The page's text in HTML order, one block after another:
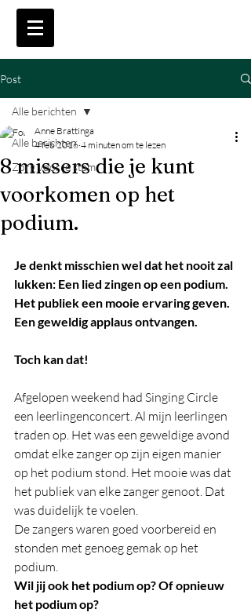
Post
Alle berichten
Zorg voor je stem.
Alle berichten
8 missers die je kunt
voorkomen op het
podium.
Anne Brattinga
4 feb 2016 4 minuten om te lezen
Je denkt misschien wel dat het nooit zal
lukken: Een lied zingen op een podium.
Het publiek een mooie ervaring geven.
Een geweldig applaus ontvangen.
Toch kan dat!
Afgelopen weekend had Singing Circle
een leerlingenconcert. Al mijn leerlingen
traden op. Het was een geweldige avond
omdat elke zanger op zijn eigen manier
op het podium stond. Het mooie was dat
het publiek van elke zanger genoot. Dat
was duidelijk te voelen.
De zangers waren goed voorbereid en
stonden met genoeg gemak op het
podium.
Wil jij ook het podium op? Of opnieuw
het podium op?